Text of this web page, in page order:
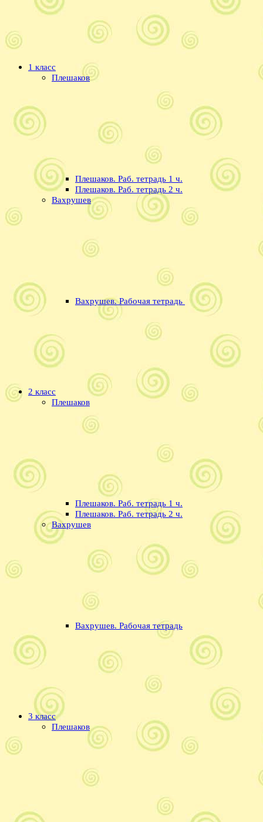
1 класс
Плешаков
Плешаков. Раб. тетрадь 1 ч.
Плешаков. Раб. тетрадь 2 ч.
Вахрушев
Вахрушев. Рабочая тетрадь
2 класс
Плешаков
Плешаков. Раб. тетрадь 1 ч.
Плешаков. Раб. тетрадь 2 ч.
Вахрушев
Вахрушев. Рабочая тетрадь
3 класс
Плешаков